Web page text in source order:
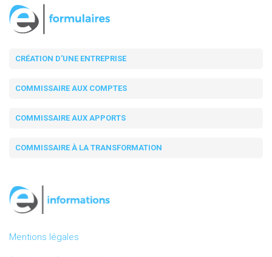
CRÉATION D'UNE ENTREPRISE
COMMISSAIRE AUX COMPTES
COMMISSAIRE AUX APPORTS
COMMISSAIRE À LA TRANSFORMATION
Mentions légales